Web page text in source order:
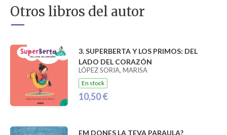
Otros libros del autor
3. SUPERBERTA Y LOS PRIMOS: DEL
LADO DEL CORAZÓN
LÓPEZ SORIA, MARISA
En stock
10,50 €
EM DONES LA TEVA PARAULA?